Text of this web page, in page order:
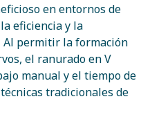
en entornos de
eficiencia y la
Al permitir la formación
el ranurado en V
manual y el tiempo de
tradicionales de